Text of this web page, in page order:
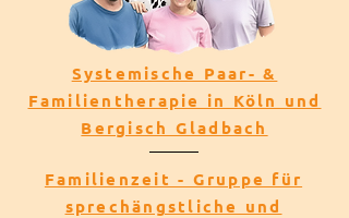
Systemische Paar- &
Familientherapie in Köln und
Bergisch Gladbach
Familienzeit - Gruppe für
sprechängstliche und